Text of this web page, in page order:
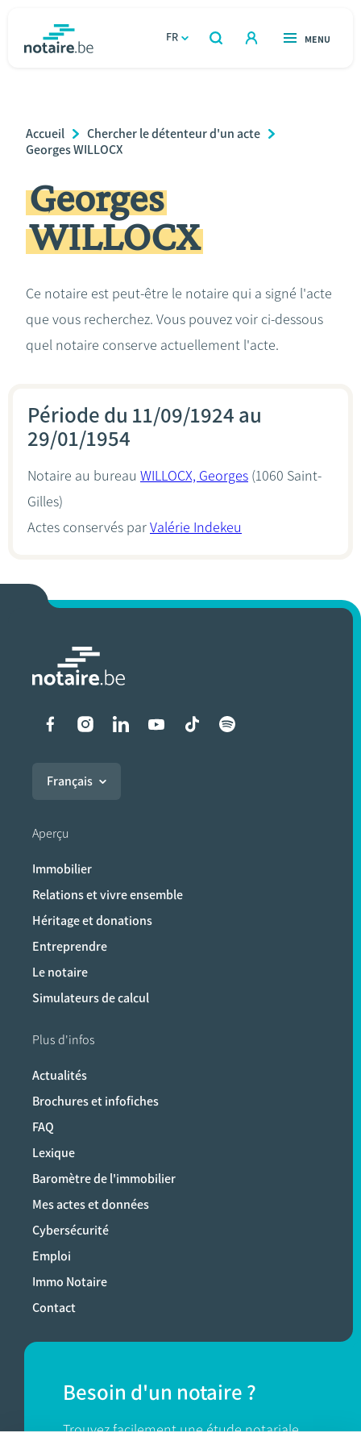
FR
OUVERT
RECHERCHER
OUVERT
MENU
Relations et vivre ensemble
Héritage et donations
Entreprendre
Calculateurs
Breadcrumb
Accueil
Chercher le détenteur d'un acte
Georges WILLOCX
Georges
WILLOCX
Ce notaire est peut-être le notaire qui a signé l'acte
que vous recherchez. Vous pouvez voir ci-dessous
quel notaire conserve actuellement l'acte.
Période du 11/09/1924 au
29/01/1954
Notaire au bureau WILLOCX, Georges (1060 Saint-
Gilles)
Actes conservés parValérie Indekeu
Liens vers les réseaux
Français
Aperçu
Immobilier
Relations et vivre ensemble
Héritage et donations
Entreprendre
Le notaire
Simulateurs de calcul
Plus d'infos
Actualités
Brochures et infofiches
FAQ
Lexique
Baromètre de l'immobilier
Mes actes et données
Cybersécurité
Emploi
Immo Notaire
Contact
Besoin d'un notaire ?
Trouvez facilement une étude notariale